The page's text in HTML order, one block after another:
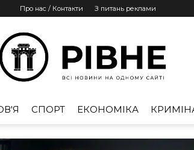
Про нас / Контакти З питань реклами
СПОРТ ЕКОНОМІКА